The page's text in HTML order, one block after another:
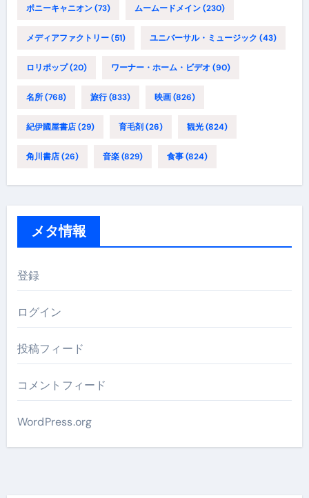
ポニーキャニオン(73) ムームードメイン(230)
メディアファクトリー(51) ユニバーサル・ミュージック (43)
ロリポップ(20) ワーナー・ホーム・ビデオ (90)
名所(768) 旅行(833) 映画(826)
紀伊國屋書店(29) 育毛剤 (26) 観光(824)
角川書店(26) 音楽(829) 食事(824)
メタ情報
登録
ログイン
投稿フィード
コメントフィード
WordPress.org